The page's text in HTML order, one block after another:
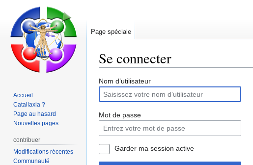
Se connecter
Aller
la
navigation
Aller
la
recherche
Nom d’utilisateur
Mot de passe
Garder ma session active
Page spéciale
Accueil
Catallaxia ?
Page au hasard
Nouvelles pages
contribuer
Modifications récentes
Communauté